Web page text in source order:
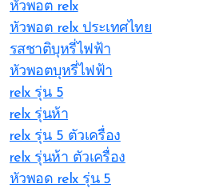
หัวพอต relx
หัวพอต relx ประเทศไทย
รสชาติบุหรี่ไฟฟ้า
หัวพอตบุหรี่ไฟฟ้า
relx รุ่น 5
relx รุ่นห้า
relx รุ่น 5 ตัวเครื่อง
relx รุ่นห้า ตัวเครื่อง
หัวพอด relx รุ่น 5